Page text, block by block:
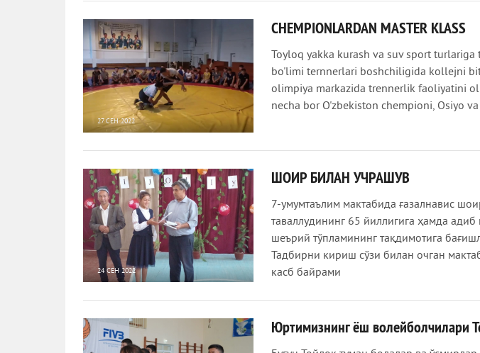
27 СЕН 2022
CHEMPIONLARDAN MASTER KLASS
Toyloq yakka kurash va suv sport
bo'limi ternnerlari boshchiligida kollejni
olimpiya markazida trennerlik faoliyatini
necha bor O'zbekiston chempioni, Osiyo
24 СЕН 2022
ШОИР БИЛАН УЧРАШУВ
7-умумтаълим мактабида ғазалнавис
таваллудининг 65 йиллигига ҳамда
шеърий тўпламининг тақдимотига
Тадбирни кириш сўзи билан очган
касб байрами
Юртимизнинг ёш волейболчилари